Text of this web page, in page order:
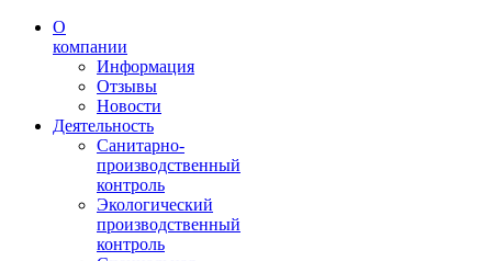
О
компании
Информация
Отзывы
Новости
Деятельность
Санитарно-
производственный
контроль
Экологический
производственный
контроль